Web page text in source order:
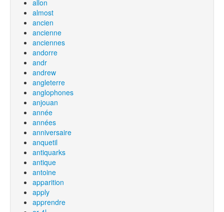
allon
almost
ancien
ancienne
anciennes
andorre
andr
andrew
angleterre
anglophones
anjouan
année
années
anniversaire
anquetil
antiquarks
antique
antoine
apparition
apply
apprendre